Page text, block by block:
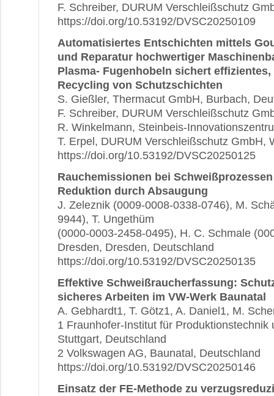
F. Schreiber, DURUM Verschleißschutz
https://doi.org/10.53192/DVSC20250109
Automatisiertes Entschichten mittels
und Reparatur hochwertiger
Plasma- Fugenhobeln sichert
Recycling von Schutzschichten
S. Gießler, Thermacut GmbH, Burbach,
F. Schreiber, DURUM Verschleißschutz
R. Winkelmann, Steinbeis-
T. Erpel, DURUM Verschleißschutz GmbH,
https://doi.org/10.53192/DVSC20250125
Rauchemissionen bei
Reduktion durch Absaugung
J. Zeleznik (0009-0008-0338-0746), M.
9944), T. Ungethüm
(0000-0003-2458-0495), H. C. Schmale
Dresden, Dresden, Deutschland
https://doi.org/10.53192/DVSC20250135
Effektive Schweißraucherfassung:
sicheres Arbeiten im VW-Werk Baunatal
A. Gebhardt1, T. Götz1, A. Daniel1, M.
1 Fraunhofer-Institut für Produktionstechnik
Stuttgart, Deutschland
2 Volkswagen AG, Baunatal, Deutschland
https://doi.org/10.53192/DVSC20250146
Einsatz der FE-Methode zu